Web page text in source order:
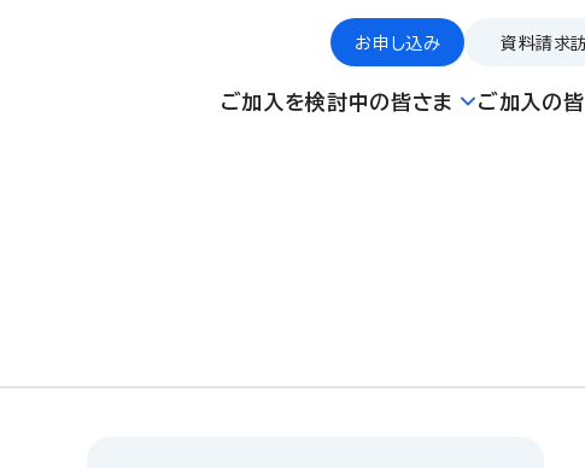
お申し込み 資料請求
ご加入を検討中の皆さま ご加入の